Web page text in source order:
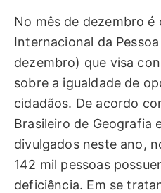
No mês de dezembro é
Internacional da
dezembro) que visa
sobre a igualdade de
cidadãos. De acordo
Brasileiro de Geografia
divulgados neste ano,
142 mil pessoas
deficiência. Em se